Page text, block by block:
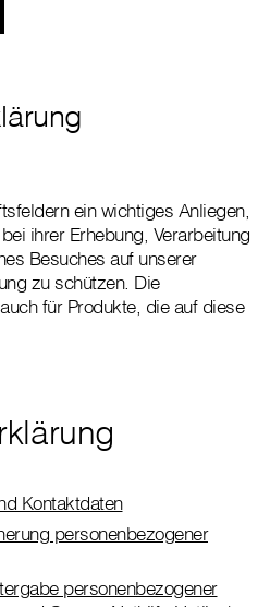
ein wichtiges Anliegen,
ihrer Erhebung, Verarbeitung
Besuches auf unserer
zu schützen. Die
für Produkte, die auf diese
Kontaktdaten
personenbezogener
personenbezogener